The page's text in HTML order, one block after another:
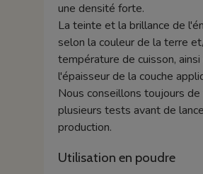
une densité forte.
La teinte et la brillance de
selon la couleur de la terre
température de cuisson, ainsi
l'épaisseur de la couche
Nous conseillons toujours de
plusieurs tests avant de
production.
Utilisation en poudre